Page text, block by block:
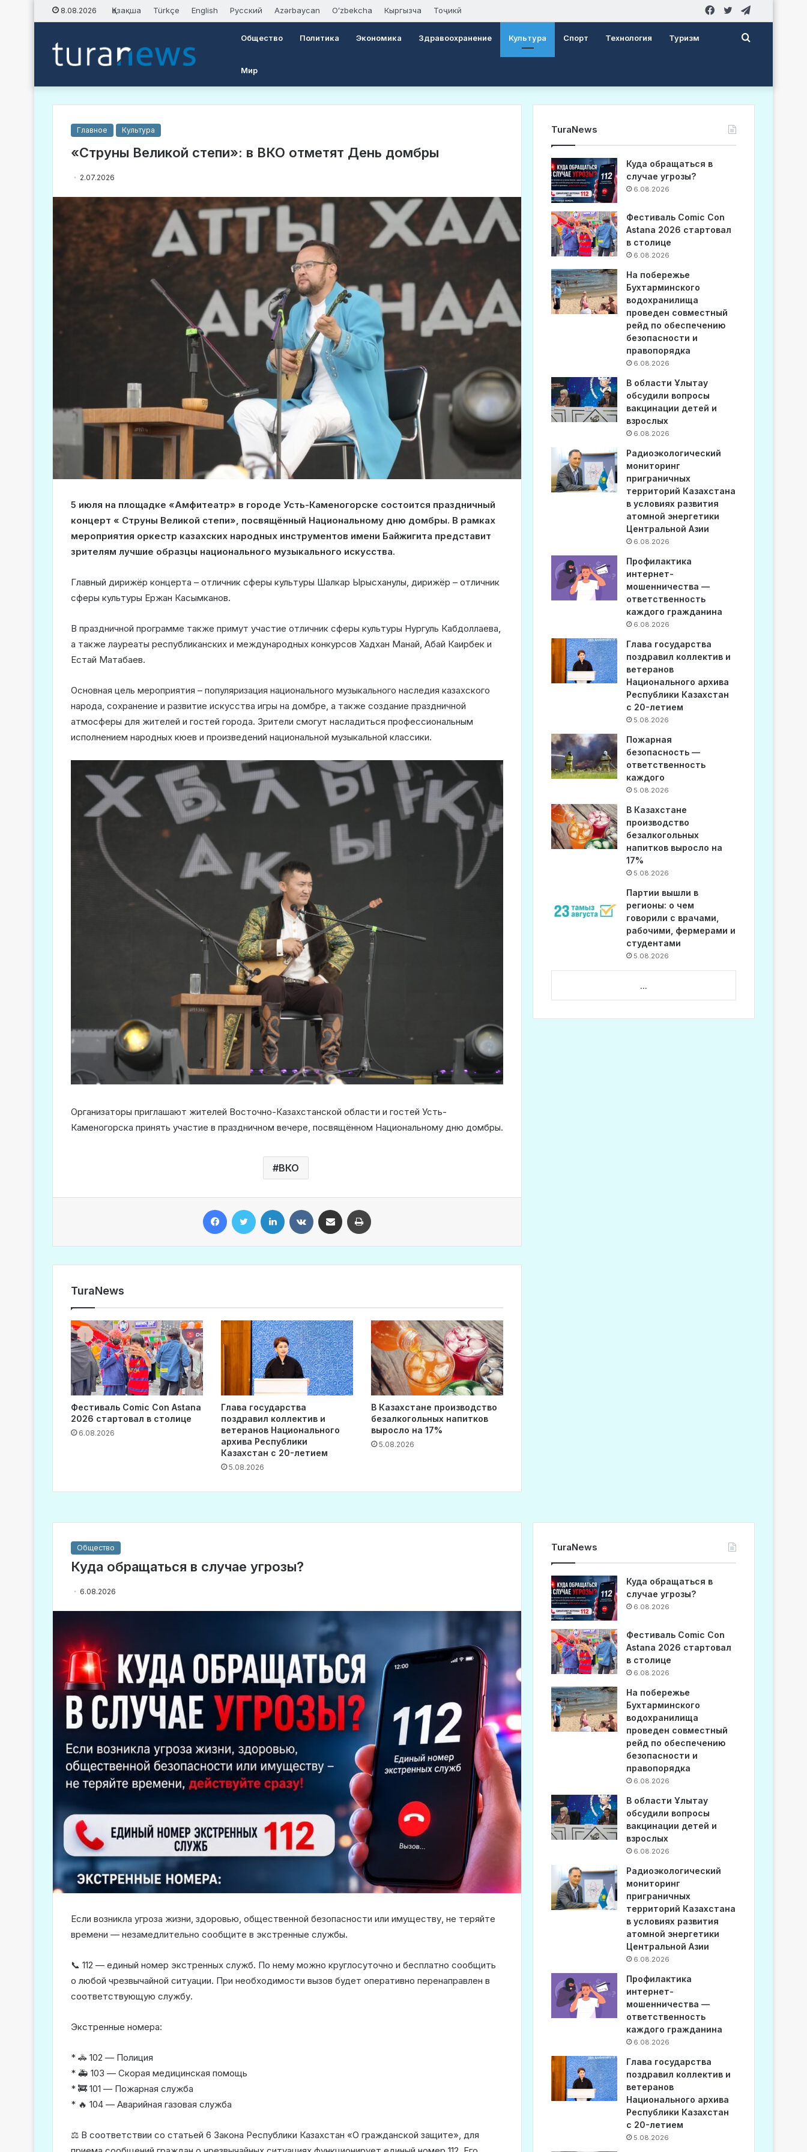
8.08.2026 Қазақша Türkçe English Русский Azərbaycan Oʻzbekcha Кыргызча Тоҷикӣ Twitter
Facebook
Общество Политика Экономика Здравоохранение Культура Спорт Технология Туризм
Мир
Search
Главное Культура
«Струны Великой степи»: в ВКО отметят День домбры
2.07.2026
5 июля на площадке «Амфитеатр» в городе Усть-Каменогорске состоится праздничный
концерт « Струны Великой степи», посвящённый Национальному дню домбры. В рамках
мероприятия оркестр казахских народных инструментов имени Байжигита представит
зрителям лучшие образцы национального музыкального искусства.
Главный дирижёр концерта – отличник сферы культуры Шалкар Ырысханулы, дирижёр – отличник
сферы культуры Ержан Касымканов.
В праздничной программе также примут участие отличник сферы культуры Нургуль Кабдоллаева,
а также лауреаты республиканских и международных конкурсов Хадхан Манай, Абай Каирбек и
Естай Матабаев.
Основная цель мероприятия – популяризация национального музыкального наследия казахского
народа, сохранение и развитие искусства игры на домбре, а также создание праздничной
атмосферы для жителей и гостей города. Зрители смогут насладиться профессиональным
исполнением народных кюев и произведений национальной музыкальной классики.
Организаторы приглашают жителей Восточно-Казахстанской области и гостей Усть-
Каменогорска принять участие в праздничном вечере, посвящённом Национальному дню домбры.
ВКО
TuraNews
Фестиваль Comic Con Astana
2026 стартовал в столице
6.08.2026
Глава государства
поздравил коллектив и
ветеранов Национального
архива Республики
Казахстан с 20-летием
5.08.2026
В Казахстане производство
безалкогольных напитков
выросло на 17%
5.08.2026
TuraNews
Куда обращаться в
случае угрозы?
6.08.2026
Фестиваль Comic Con
Astana 2026 стартовал
в столице
6.08.2026
На побережье
Бухтарминского
водохранилища
проведен совместный
рейд по обеспечению
безопасности и
правопорядка
6.08.2026
В области Ұлытау
обсудили вопросы
вакцинации детей и
взрослых
6.08.2026
Радиоэкологический
мониторинг
приграничных
территорий Казахстана
в условиях развития
атомной энергетики
Центральной Азии
6.08.2026
Профилактика
интернет-
мошенничества —
ответственность
каждого гражданина
6.08.2026
Глава государства
поздравил коллектив и
ветеранов
Национального архива
Республики Казахстан
с 20-летием
5.08.2026
Пожарная
безопасность —
ответственность
каждого
5.08.2026
В Казахстане
производство
безалкогольных
напитков выросло на
17%
5.08.2026
Партии вышли в
регионы: о чем
говорили с врачами,
рабочими, фермерами и
студентами
5.08.2026
...